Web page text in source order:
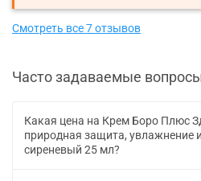
Смотреть все 7 отзывов
Часто задаваемые
Какая цена на Крем Боро Плюс
природная защита, увлажнение
сиреневый 25 мл?